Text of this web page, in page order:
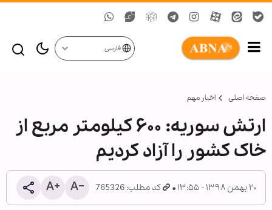
فارسی
صفحه اصلی اخبار مهم
ارتش سوریه: ۶۰۰ کیلومتر مربع از
خاک کشور را آزاد کردیم
۲۰ بهمن ۱۳۹۸ - ۱۳:۵۵ کد مطلب: 765326